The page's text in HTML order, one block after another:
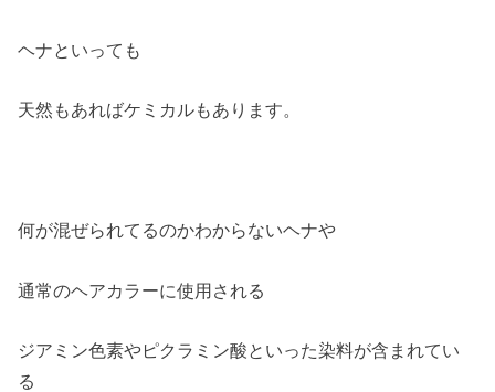
ヘナといっても
天然もあればケミカルもあります。
何が混ぜられてるのかわからないヘナや
通常のヘアカラーに使用される
ジアミン色素やピクラミン酸といった染料が含まれてい
る